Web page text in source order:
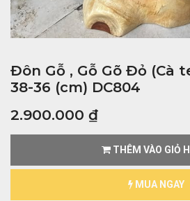
Đôn Gỗ , Gỗ Gõ Đỏ (Cà
38-36 (cm) DC804
2.900.000 ₫
THÊM VÀO GIỎ
MUA NGAY